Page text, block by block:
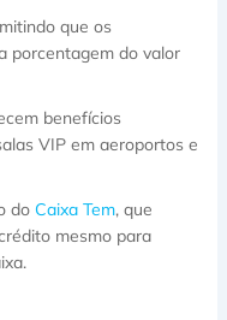
que os
porcentagem do valor
benefícios
VIP em aeroportos e
do Caixa Tem, que
mesmo para